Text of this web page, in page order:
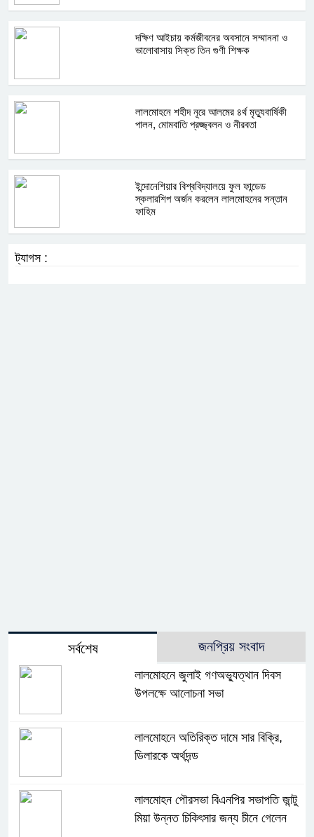
দক্ষিণ আইচায় কর্মজীবনের অবসানে সম্মাননা ও
ভালোবাসায় সিক্ত তিন গুণী শিক্ষক
লালমোহনে শহীদ নূরে আলমের ৪র্থ মৃত্যুবার্ষিকী
পালন, মোমবাতি প্রজ্জ্বলন ও নীরবতা
ইন্দোনেশিয়ার বিশ্ববিদ্যালয়ে ফুল ফান্ডেড
স্কলারশিপ অর্জন করলেন লালমোহনের সন্তান
ফাহিম
ট্যাগস :
সর্বশেষ জনপ্রিয় সংবাদ
লালমোহনে জুলাই গণঅভ্যুত্থান দিবস
উপলক্ষে আলোচনা সভা
লালমোহনে অতিরিক্ত দামে সার বিক্রি,
ডিলারকে অর্থদন্ড
লালমোহন পৌরসভা বিএনপির সভাপতি জান্টু
মিয়া উন্নত চিকিৎসার জন্য চীনে গেলেন